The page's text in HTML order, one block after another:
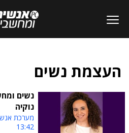
העצמת נשים
נשים
נוקיה
מערכת
13:42